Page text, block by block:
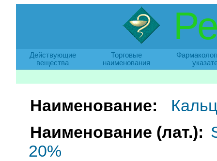
Действующие
вещества
Торговые
наименования
Наименование:
Наименование (лат.):
20%